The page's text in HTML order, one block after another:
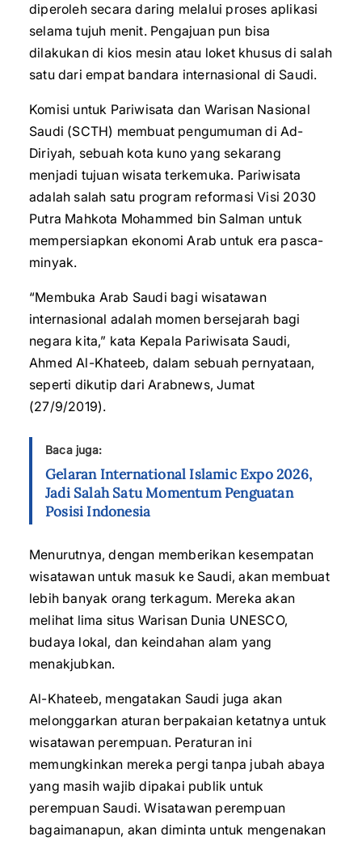
diperoleh secara daring melalui proses aplikasi
selama tujuh menit. Pengajuan pun bisa
dilakukan di kios mesin atau loket khusus di salah
satu dari empat bandara internasional di Saudi.
Komisi untuk Pariwisata dan Warisan Nasional
Saudi (SCTH) membuat pengumuman di Ad-
Diriyah, sebuah kota kuno yang sekarang
menjadi tujuan wisata terkemuka. Pariwisata
adalah salah satu program reformasi Visi 2030
Putra Mahkota Mohammed bin Salman untuk
mempersiapkan ekonomi Arab untuk era pasca-
minyak.
“Membuka Arab Saudi bagi wisatawan
internasional adalah momen bersejarah bagi
negara kita,” kata Kepala Pariwisata Saudi,
Ahmed Al-Khateeb, dalam sebuah pernyataan,
seperti dikutip dari Arabnews, Jumat
(27/9/2019).
Baca juga:
Gelaran International Islamic Expo 2026,
Jadi Salah Satu Momentum Penguatan
Posisi Indonesia
Menurutnya, dengan memberikan kesempatan
wisatawan untuk masuk ke Saudi, akan membuat
lebih banyak orang terkagum. Mereka akan
melihat lima situs Warisan Dunia UNESCO,
budaya lokal, dan keindahan alam yang
menakjubkan.
Al-Khateeb, mengatakan Saudi juga akan
melonggarkan aturan berpakaian ketatnya untuk
wisatawan perempuan. Peraturan ini
memungkinkan mereka pergi tanpa jubah abaya
yang masih wajib dipakai publik untuk
perempuan Saudi. Wisatawan perempuan
bagaimanapun, akan diminta untuk mengenakan